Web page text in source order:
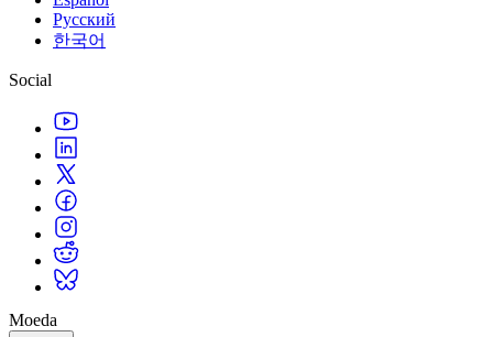
Русский
한국어
Social
Moeda